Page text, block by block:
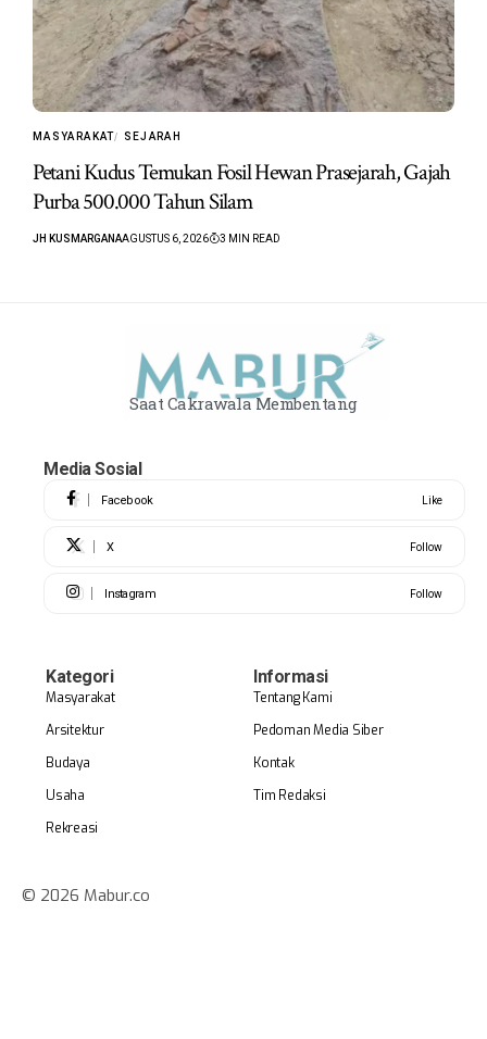
MASYARAKAT SEJARAH
Petani Kudus Temukan Fosil Hewan Prasejarah, Gajah
Purba 500.000 Tahun Silam
JH KUSMARGANAAGUSTUS 6, 2026 3 MIN READ
Saat Cakrawala Membentang
Media Sosial
Facebook Like
X Follow
Instagram Follow
Kategori
Masyarakat
Arsitektur
Budaya
Usaha
Rekreasi
Informasi
Tentang Kami
Pedoman Media Siber
Kontak
Tim Redaksi
© 2026 Mabur.co